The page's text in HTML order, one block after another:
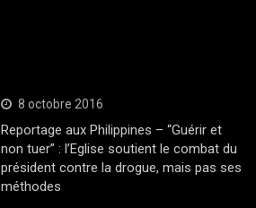
8 octobre 2016
Reportage aux Philippines – “Guérir et
non tuer” : l’Eglise soutient le combat du
président contre la drogue, mais pas ses
méthodes